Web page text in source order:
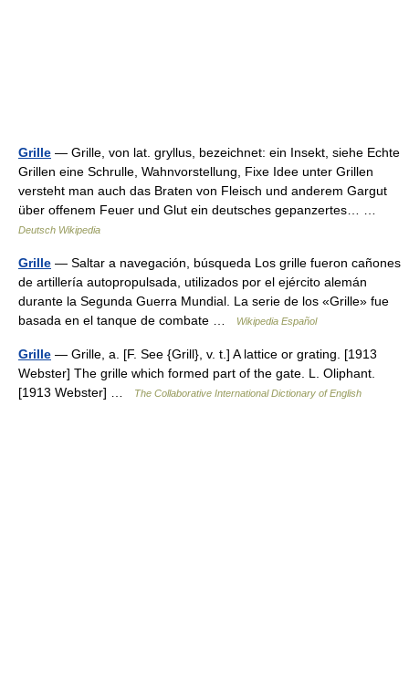
Grille — Grille, von lat. gryllus, bezeichnet: ein Insekt, siehe Echte
Grillen eine Schrulle, Wahnvorstellung, Fixe Idee unter Grillen
versteht man auch das Braten von Fleisch und anderem Gargut
über offenem Feuer und Glut ein deutsches gepanzertes… …
Deutsch Wikipedia
Grille — Saltar a navegación, búsqueda Los grille fueron cañones
de artillería autopropulsada, utilizados por el ejército alemán
durante la Segunda Guerra Mundial. La serie de los «Grille» fue
basada en el tanque de combate …
Wikipedia Español
Grille — Grille, a. [F. See {Grill}, v. t.] A lattice or grating. [1913
Webster] The grille which formed part of the gate. L. Oliphant.
[1913 Webster] …
The Collaborative International Dictionary of English